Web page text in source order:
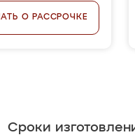
О РАССРОЧКЕ
Сроки